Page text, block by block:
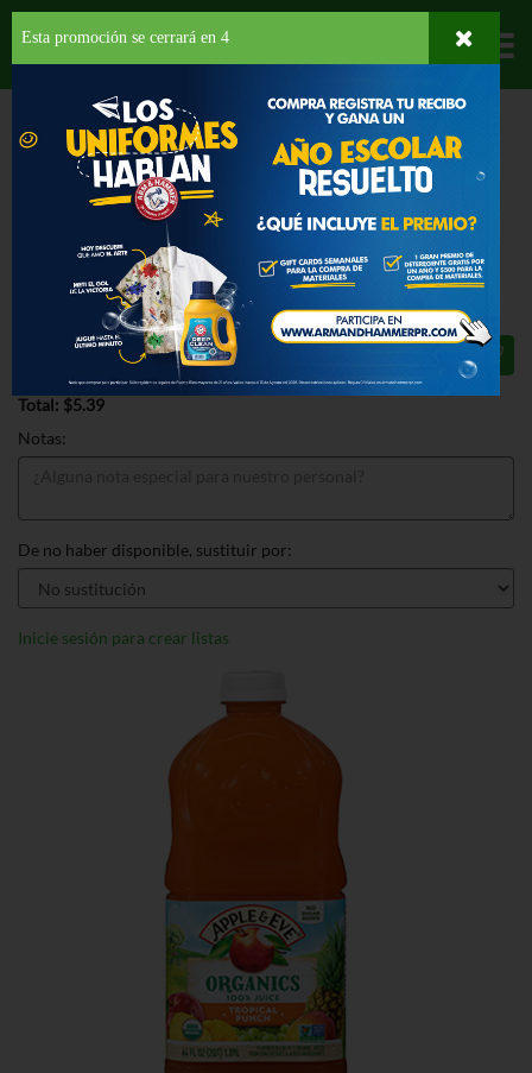
Departamentos
PROVISIONES BEBIDAS JUGOS Y NECTARES
APPLE & EVE
ORGANIC TROPICAL PUNCH
APPLE & EVE ORGANIC TROPICAL
PUNCH 64 OZ
$5.39
Total: $5.39
Notas:
De no haber disponible, sustituir por:
Inicie sesión para crear listas
Esta promoción se cerrará en 3